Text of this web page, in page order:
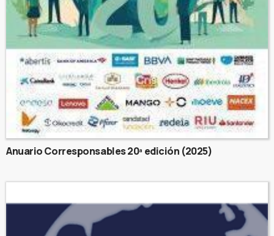
Anuario Corresponsables 20ª edición (2025)